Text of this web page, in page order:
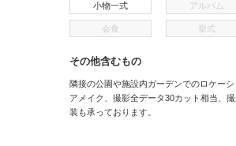
小物一式 アルバム
会食 挙式
その他含むもの
隣接の公園や施設内ガーデンでのロケー
アメイク、撮影全データ30カット相当、
装も承っております。